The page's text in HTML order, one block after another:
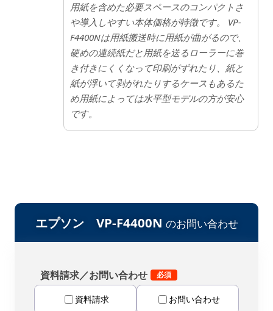
用紙を含めた必要スペースのコンパクトさ
や導入しやすい本体価格が特徴です。 VP-
F4400Nは用紙搬送時に用紙が曲がるので、
硬めの連続紙だと用紙を送るローラーに巻
き付きにくくなって印刷がずれたり、紙と
紙が浮いて剥がれたりするケースもあるた
め用紙によっては水平型モデルの方が安心
です。
エプソン VP-F4400N のお問い合わせ
資料請求／お問い合わせ
資料請求 お問い合わせ